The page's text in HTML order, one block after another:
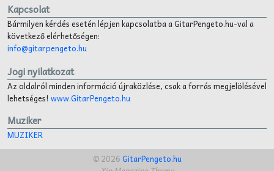
Kapcsolat
Bármilyen kérdés esetén lépjen kapcsolatba a GitarPengeto.hu-val a
következő elérhetőségen:
info@gitarpengeto.hu
Jogi nyilatkozat
Az oldalról minden információ újraközlése, csak a forrás megjelölésével
lehetséges! www.GitarPengeto.hu
Muziker
MUZIKER
© 2026GitarPengeto.hu